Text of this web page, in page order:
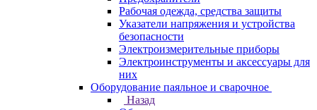
Рабочая одежда, средства защиты
Указатели напряжения и устройства
безопасности
Электроизмерительные приборы
Электроинструменты и аксессуары для
них
Оборудование паяльное и сварочное
Назад